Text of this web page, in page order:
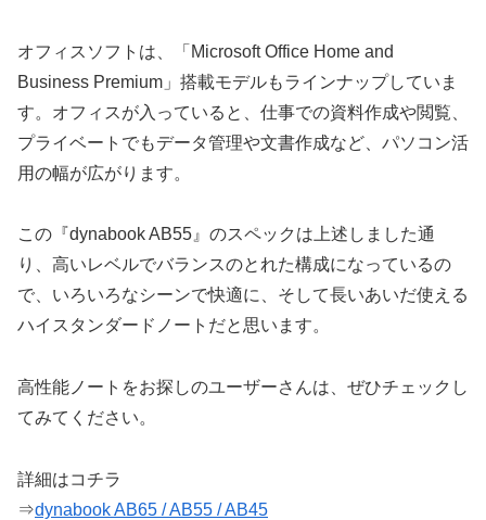
オフィスソフトは、「Microsoft Office Home and
Business Premium」搭載モデルもラインナップしていま
す。オフィスが入っていると、仕事での資料作成や閲覧、
プライベートでもデータ管理や文書作成など、パソコン活
用の幅が広がります。
この『dynabook AB55』のスペックは上述しました通
り、高いレベルでバランスのとれた構成になっているの
で、いろいろなシーンで快適に、そして長いあいだ使える
ハイスタンダードノートだと思います。
高性能ノートをお探しのユーザーさんは、ぜひチェックし
てみてください。
詳細はコチラ
⇒dynabook AB65 / AB55 / AB45